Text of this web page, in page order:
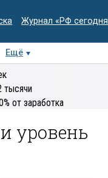
Журнал «РФ
Ещё
тысячи
от заработка
уровень